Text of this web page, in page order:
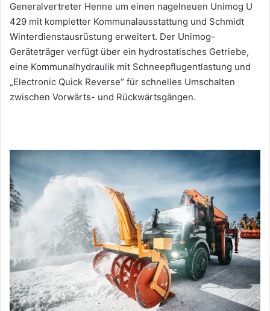
Generalvertreter Henne um einen nagelneuen Unimog U
429 mit kompletter Kommunalausstattung und Schmidt
Winterdienstausrüstung erweitert. Der Unimog-
Geräteträger verfügt über ein hydrostatisches Getriebe,
eine Kommunalhydraulik mit Schneepflugentlastung und
„Electronic Quick Reverse“ für schnelles Umschalten
zwischen Vorwärts- und Rückwärtsgängen.